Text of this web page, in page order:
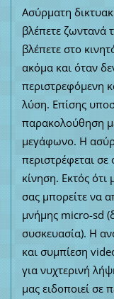
Ασύρματη
βλέπετε ζωντανά
βλέπετε στο
ακόμα και όταν
περιστρεφόμενη
λύση. Επίσης
παρακολούθηση
μεγάφωνο. Η
περιστρέφεται
κίνηση. Εκτός
σας μπορείτε να
μνήμης micro-sd
συσκευασία). Η
και συμπίεση
για νυχτερινή
μας ειδοποιεί σε